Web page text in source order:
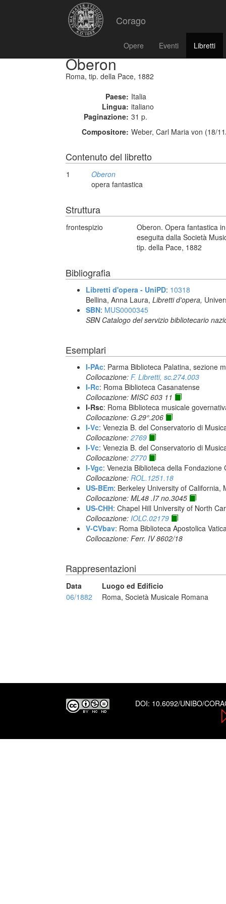
Corago
Opere Eventi Libretti
Oberon
Roma, tip. della Pace, 1882
Paese: Italia
Lingua: italiano
Paginazione: 31 p.
Compositore: Weber, Carl Maria von (18/
Contenuto del libretto
1
Oberon
opera fantastica
Struttura
frontespizio
Oberon. Opera fantastica
eseguita dalla Società
tip. della Pace, 1882
Bibliografia
Libretti d'opera - UniPD: 10318
Bellina, Anna Laura, Libretti d'opera,
SBN: MUS0000345
SBN Catalogo del servizio bibliotecario
Esemplari
I-PAc: Parma Biblioteca Palatina, sezione
Collocazione: F. Libretti, sc.274.003
I-Rc: Roma Biblioteca Casanatense
Collocazione: MISC 603 11
I-Rsc: Roma Biblioteca musicale
Collocazione: G.29°.206
I-Vc: Venezia B. del Conservatorio di
Collocazione: 2769
I-Vc: Venezia B. del Conservatorio di
Collocazione: 2770
I-Vgc: Venezia Biblioteca della Fondazione
Collocazione: ROL.1251.18
US-BEm: Berkeley University of California,
Collocazione: ML48 .I7 no.3045
US-CHH: Chapel Hill University of North
Collocazione: IOLC.02179
V-CVbav: Roma Biblioteca Apostolica
Collocazione: Ferr. IV 8602/18
Rappresentazioni
Data
Luogo ed Edificio
06/1882
Roma, Società Musicale Romana
DOI: 10.6092/UNIBO/